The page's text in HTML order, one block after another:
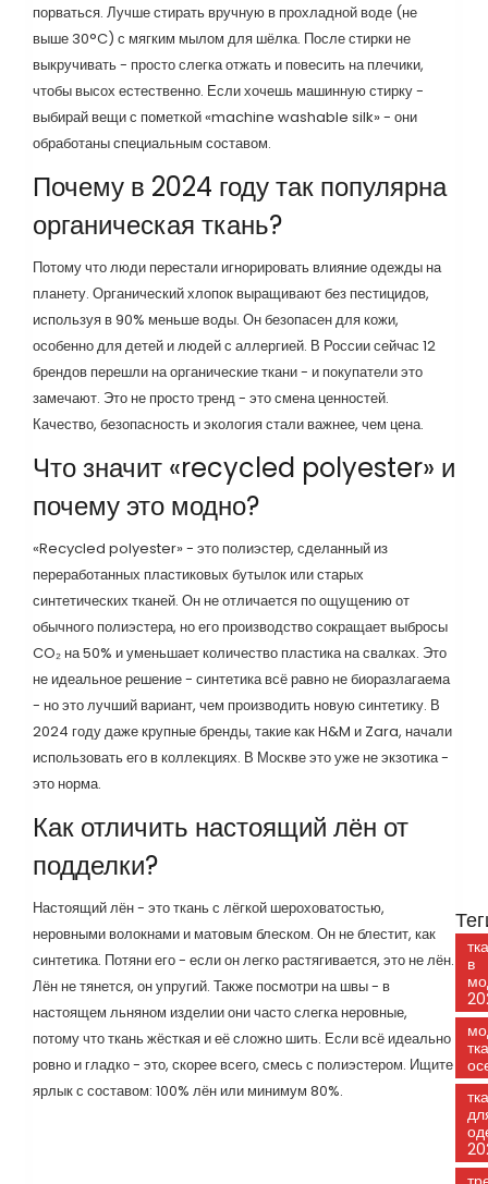
порваться. Лучше стирать вручную в прохладной воде (не
выше 30°C) с мягким мылом для шёлка. После стирки не
выкручивать - просто слегка отжать и повесить на плечики,
чтобы высох естественно. Если хочешь машинную стирку -
выбирай вещи с пометкой «machine washable silk» - они
обработаны специальным составом.
Почему в 2024 году так популярна
органическая ткань?
Потому что люди перестали игнорировать влияние одежды на
планету. Органический хлопок выращивают без пестицидов,
используя в 90% меньше воды. Он безопасен для кожи,
особенно для детей и людей с аллергией. В России сейчас 12
брендов перешли на органические ткани - и покупатели это
замечают. Это не просто тренд - это смена ценностей.
Качество, безопасность и экология стали важнее, чем цена.
Что значит «recycled polyester» и
почему это модно?
«Recycled polyester» - это полиэстер, сделанный из
переработанных пластиковых бутылок или старых
синтетических тканей. Он не отличается по ощущению от
обычного полиэстера, но его производство сокращает выбросы
CO₂ на 50% и уменьшает количество пластика на свалках. Это
не идеальное решение - синтетика всё равно не биоразлагаема
- но это лучший вариант, чем производить новую синтетику. В
2024 году даже крупные бренды, такие как H&M и Zara, начали
использовать его в коллекциях. В Москве это уже не экзотика -
это норма.
Как отличить настоящий лён от
подделки?
Настоящий лён - это ткань с лёгкой шероховатостью,
неровными волокнами и матовым блеском. Он не блестит, как
синтетика. Потяни его - если он легко растягивается, это не лён.
Лён не тянется, он упругий. Также посмотри на швы - в
настоящем льняном изделии они часто слегка неровные,
потому что ткань жёсткая и её сложно шить. Если всё идеально
ровно и гладко - это, скорее всего, смесь с полиэстером. Ищите
ярлык с составом: 100% лён или минимум 80%.
в